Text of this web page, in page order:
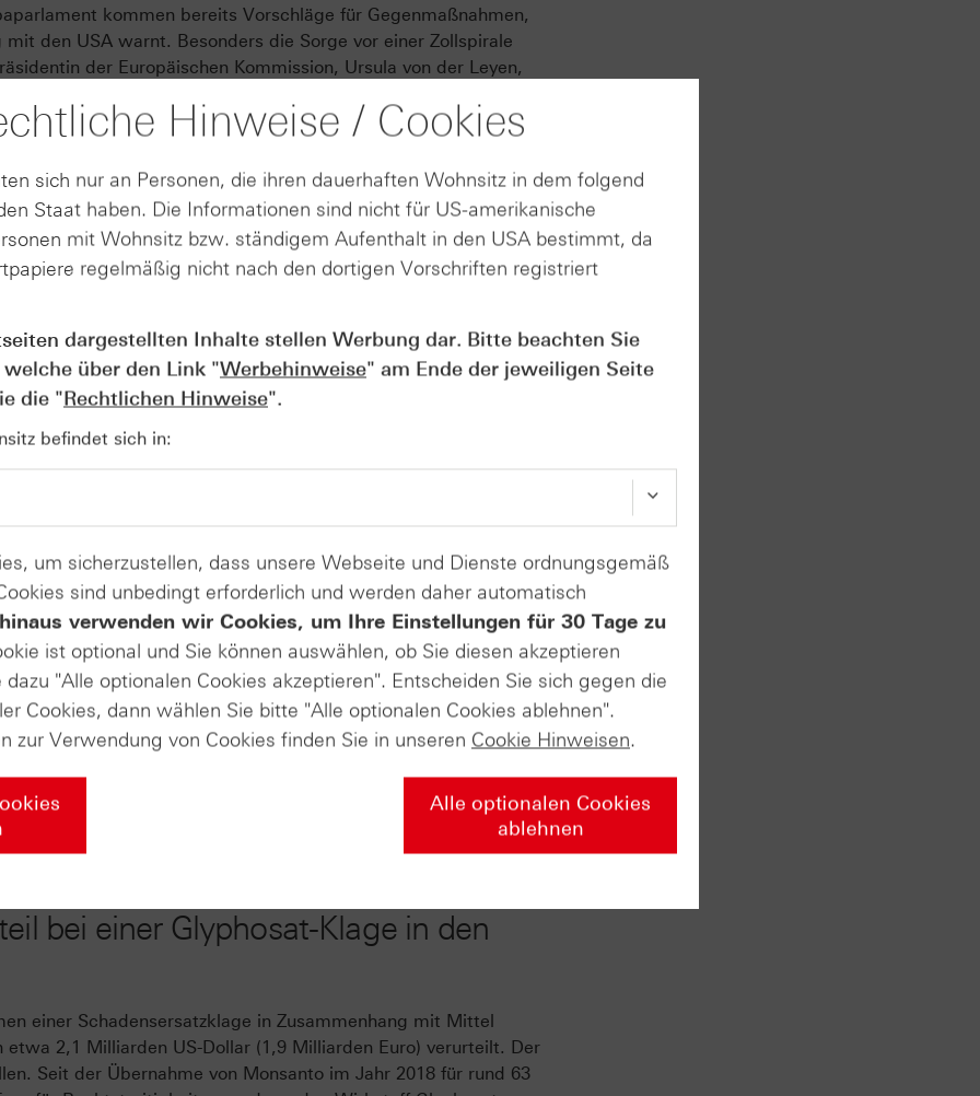
kommen bereits Vorschläge für Gegenmaßnahmen,
den USA warnt. Besonders die Sorge vor einer Zollspirale
der Europäischen Kommission, Ursula von der Leyen,
und versicherte, sich um Verhandlungslösungen zu bemühen.
einen Zoll von 10%.
Produkte auf
Mercedes-Benz Group AG BMW
auf 2,8 Prozent
auf 2,8% gegenüber 3% im Januar. Damit liegt die Inflationsrate
Für den Markt war diese Zahl vor allem mit Sicht auf mögliche
Interesse. Die Rendite der 10-jährigen Staatsanleihe sank
EUR/GBP
entlassen
befinden wurde am Dienstag die ehemalige
entlassen. Das Kabinett Scholz bleibt jedoch
im Amt. Ebenfalls fand am selben Tag die erste
neue Bundesregierung um einen möglichen Kanzler Friedrich
ihre Ernennungsurkunden erhalten.
bei einer Glyphosat-Klage in den
einer Schadensersatzklage in Zusammenhang mit Mittel
2,1 Milliarden US-Dollar (1,9 Milliarden Euro) verurteilt. Der
Seit der Übernahme von Monsanto im Jahr 2018 für rund 63
Hinweise / Cookies
sich nur an Personen, die ihren dauerhaften Wohnsitz in dem folgend
Staat haben. Die Informationen sind nicht für US-amerikanische
mit Wohnsitz bzw. ständigem Aufenthalt in den USA bestimmt, da
regelmäßig nicht nach den dortigen Vorschriften registriert
dargestellten Inhalte stellen Werbung dar. Bitte beachten Sie
über den Link "Werbehinweise" am Ende der jeweiligen Seite
die "Rechtlichen Hinweise".
befindet sich in:
um sicherzustellen, dass unsere Webseite und Dienste ordnungsgemäß
sind unbedingt erforderlich und werden daher automatisch
verwenden wir Cookies, um Ihre Einstellungen für 30 Tage zu
ist optional und Sie können auswählen, ob Sie diesen akzeptieren
"Alle optionalen Cookies akzeptieren". Entscheiden Sie sich gegen die
Cookies, dann wählen Sie bitte "Alle optionalen Cookies ablehnen".
zur Verwendung von Cookies finden Sie in unseren Cookie Hinweisen.
Alle optionalen Cookies
ablehnen